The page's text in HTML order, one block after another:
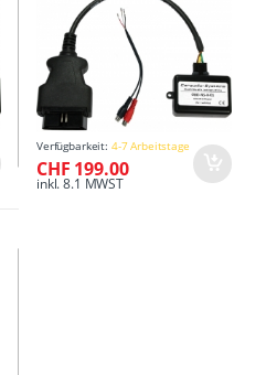
Verfügbarkeit: 4-7 Arbeitstage
CHF 199.00
inkl. 8.1 MWST